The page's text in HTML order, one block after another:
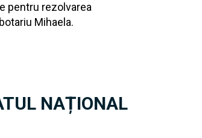
pentru rezolvarea
Mihaela.
NAȚIONAL